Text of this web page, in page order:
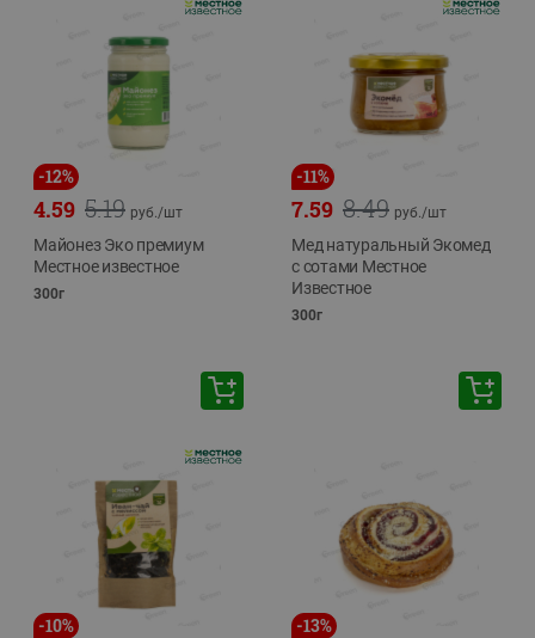
-12%
5.19
4.59 руб./шт
Майонез Эко премиум
Местное известное
300г
-11%
8.49
7.59 руб./шт
Мед натуральный Экомед
с сотами Местное
Известное
300г
-10% -13%